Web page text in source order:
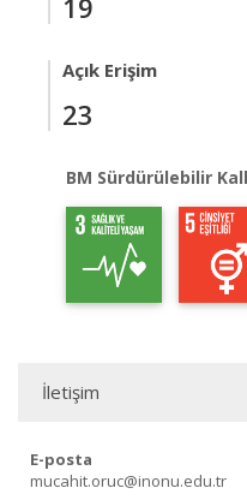
19
Açık Erişim
23
BM Sürdürülebilir
İletişim
E-posta
mucahit.oruc@inonu.edu.tr